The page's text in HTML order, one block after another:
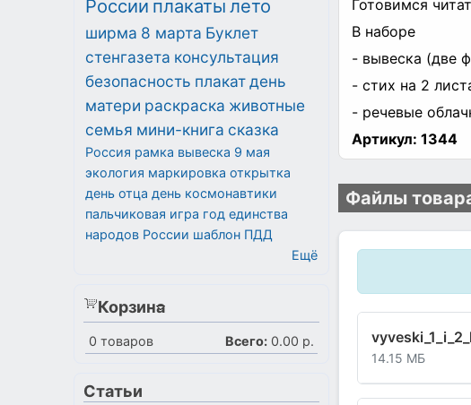
Готовимся
В наборе
- вывеска (две
- стих на 2
- речевые
Артикул: 1344
Файлы
14.15 МБ
России плакаты лето
ширма 8 марта Буклет
стенгазета консультация
безопасность плакатдень
матери раскраска животные
семья мини-книга сказка
Россия рамка вывеска 9 мая
экология маркировка открытка
день отца день космонавтики
пальчиковая игра год единства
народов России шаблон ПДД
Ещё
Корзина
0 товаров Всего: 0.00 р.
Статьи